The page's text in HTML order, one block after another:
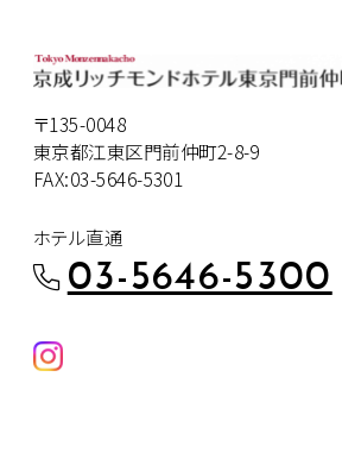
〒135-0048
東京都江東区門前仲町2-8-9
FAX:03-5646-5301
ホテル直通
03-5646-5300